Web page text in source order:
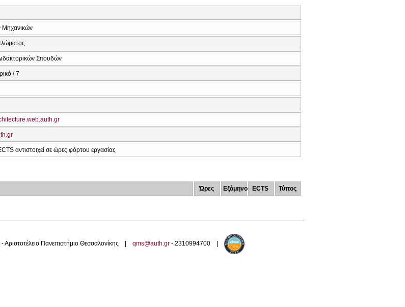
Μηχανικών
Σπουδών
/ 7
αντιστοιχεί σε ώρες φόρτου εργασίας
Ώρες Εξάμηνο ECTS Τύπος
- Αριστοτέλειο Πανεπιστήμιο Θεσσαλονίκης | qms@auth.gr - 2310994700 |